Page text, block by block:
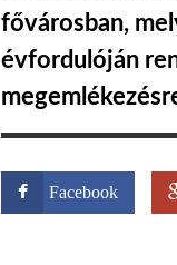
fővárosban,
évfordulóján
Facebook